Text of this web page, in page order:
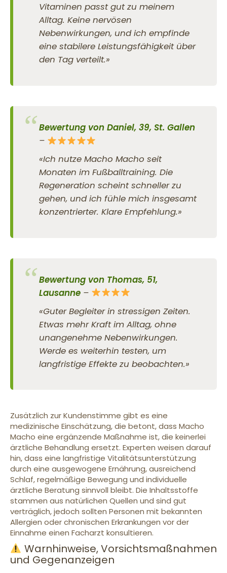
Vitaminen passt gut zu meinem
Alltag. Keine nervösen
Nebenwirkungen, und ich empfinde
eine stabilere Leistungsfähigkeit über
den Tag verteilt.»
Bewertung von Daniel, 39, St. Gallen
–
«Ich nutze Macho Macho seit
Monaten im Fußballtraining. Die
Regeneration scheint schneller zu
gehen, und ich fühle mich insgesamt
konzentrierter. Klare Empfehlung.»
Bewertung von Thomas, 51,
Lausanne –
«Guter Begleiter in stressigen Zeiten.
Etwas mehr Kraft im Alltag, ohne
unangenehme Nebenwirkungen.
Werde es weiterhin testen, um
langfristige Effekte zu beobachten.»
Zusätzlich zur Kundenstimme gibt es eine
medizinische Einschätzung, die betont, dass Macho
Macho eine ergänzende Maßnahme ist, die keinerlei
ärztliche Behandlung ersetzt. Experten weisen darauf
hin, dass eine langfristige Vitalitätsunterstützung
durch eine ausgewogene Ernährung, ausreichend
Schlaf, regelmäßige Bewegung und individuelle
ärztliche Beratung sinnvoll bleibt. Die Inhaltsstoffe
stammen aus natürlichen Quellen und sind gut
verträglich, jedoch sollten Personen mit bekannten
Allergien oder chronischen Erkrankungen vor der
Einnahme einen Facharzt konsultieren.
Warnhinweise, Vorsichtsmaßnahmen
und Gegenanzeigen